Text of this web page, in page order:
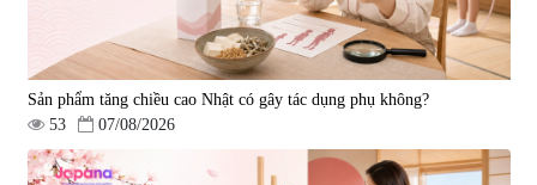
Sản phẩm tăng chiều cao Nhật có gây tác dụng phụ không?
53
07/08/2026